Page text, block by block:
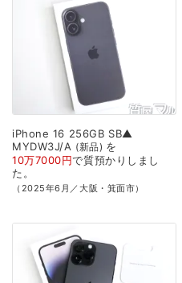
iPhone 16 256GB SB▲
MYDW3J/A
新品
を
10万7000円で質預かり しまし
た。
（2025年6月／大阪・箕面市）